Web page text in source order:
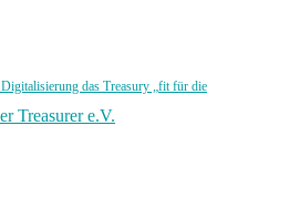
das Treasury „fit für die
Treasurer e.V.